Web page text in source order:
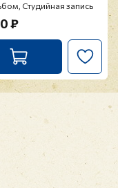
Студийная запись
₽